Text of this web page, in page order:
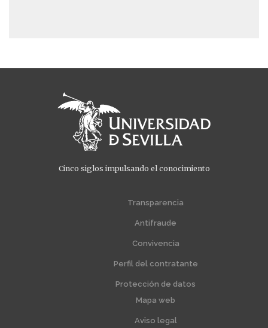
Cinco siglos impulsando el conocimiento
Transparencia
Antifraude
Convivencia
Perfil del contratante
Protección de datos
Mapa web
Aviso legal